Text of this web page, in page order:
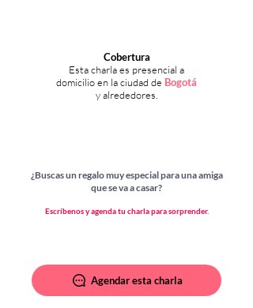
Cobertura
Esta charla es presencial a
domicilio en la ciudad de Bogotá
y alrededores.
¿Buscas un regalo muy especial para una amiga
que se va a casar?
Escríbenos y agenda tu charla para sorprender.
Agendar esta charla